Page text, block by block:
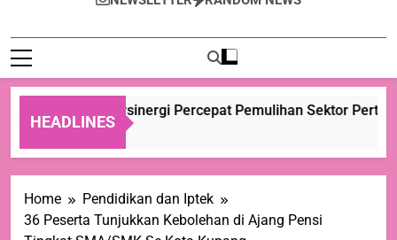
HEADLINES
Aceh Bersinergi Percepat Pemulihan Sektor
Home
Pendidikan dan Iptek
36 Peserta Tunjukkan Kebolehan di Ajang Pensi